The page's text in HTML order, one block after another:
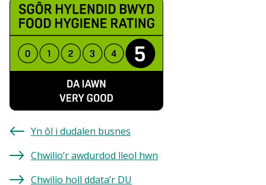
Yn ôl i dudalen busnes
Chwilio’r awdurdod lleol hwn
Chwilio holl ddata’r DU